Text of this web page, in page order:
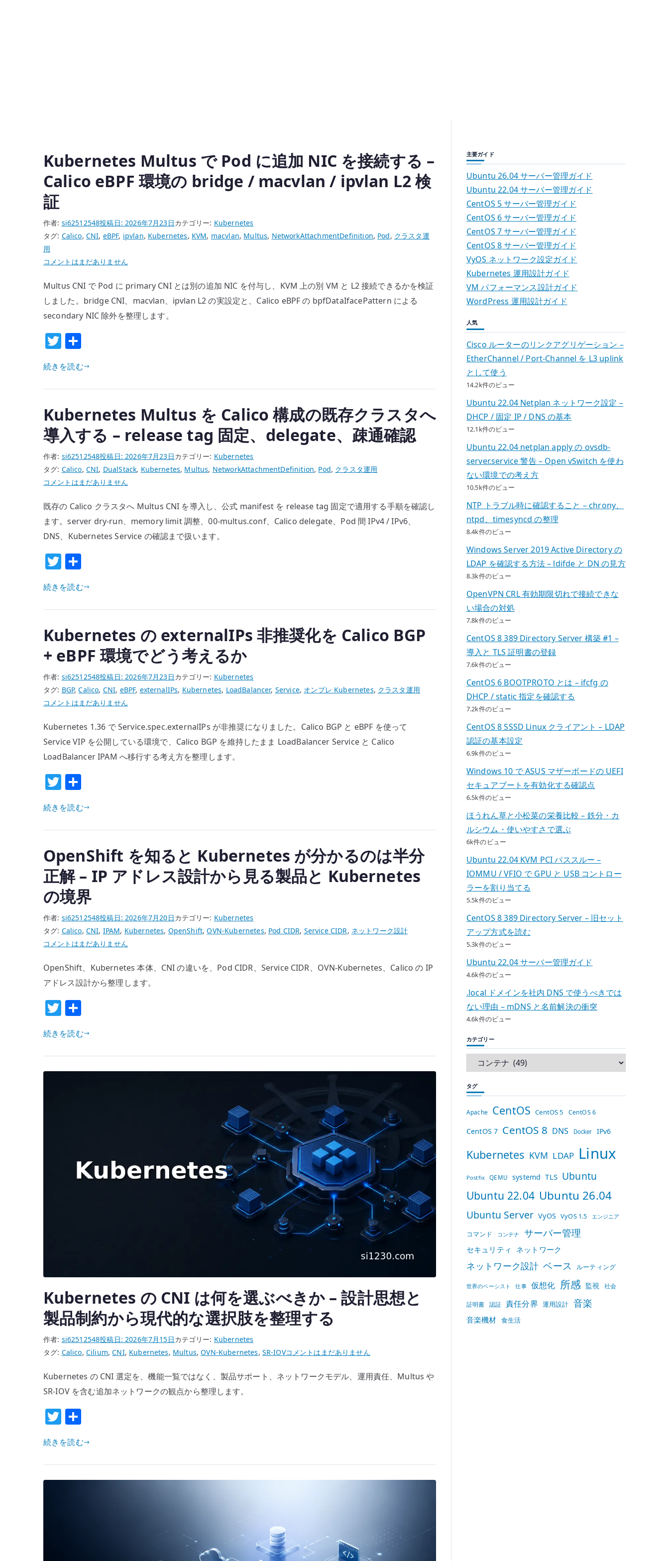
Kubernetes Multus で Pod に追加 NIC を接続する –
Calico eBPF 環境の bridge / macvlan / ipvlan L2 検
証
作者: si62512548投稿日:2026年7月23日カテゴリー: Kubernetes
タグ: Calico, CNI, eBPF, ipvlan, Kubernetes, KVM, macvlan, Multus, NetworkAttachmentDefinition, Pod, クラスタ運
用
Kubernetes
で
Pod
に
加
NIC
を
続
る
–
Calico
eBPF
環
境
bridge
/
macvlan
ipvlan
L2
検
へ
コメントはまだありません
Multus CNI で Pod に primary CNI とは別の追加 NIC を付与し、KVM 上の別 VM と L2 接続できるかを検証
しました。bridge CNI、macvlan、ipvlan L2 の実設定と、Calico eBPF の bpfDataIfacePattern による
secondary NIC 除外を整理します。
T
w
it
te
r
続きを読む
Kubernetes Multus を Calico 構成の既存クラスタへ
導入する – release tag 固定、delegate、疎通確認
作者: si62512548投稿日:2026年7月23日カテゴリー: Kubernetes
タグ: Calico, CNI, DualStack, Kubernetes, Multus, NetworkAttachmentDefinition, Pod, クラスタ運用
Kubernetes
を
Calico
構
の
既
存
ラ
タ
へ
導
入
す
る
release
tag
固
delegate、
疎
通
認
の
コメントはまだありません
既存の Calico クラスタへ Multus CNI を導入し、公式 manifest を release tag 固定で適用する手順を確認し
ます。server dry-run、memory limit 調整、00-multus.conf、Calico delegate、Pod 間 IPv4 / IPv6、
DNS、Kubernetes Service の確認まで扱います。
T
w
it
te
r
続きを読む
Kubernetes の externalIPs 非推奨化を Calico BGP
+ eBPF 環境でどう考えるか
作者: si62512548投稿日:2026年7月23日カテゴリー: Kubernetes
タグ: BGP,Calico, CNI, eBPF, externalIPs, Kubernetes, LoadBalancer, Service, オンプレ Kubernetes, クラスタ運用
Kubernetes
externalIPs
非
推
化
を
Calico
+
環
境
で
ど
考
え
る
へ
の
コメントはまだありません
Kubernetes 1.36 で Service.spec.externalIPs が非推奨になりました。Calico BGP と eBPF を使って
Service VIP を公開している環境で、Calico BGP を維持したまま LoadBalancer Service と Calico
LoadBalancer IPAM へ移行する考え方を整理します。
T
w
it
te
続きを読む
OpenShift を知ると Kubernetes が分かるのは半分
正解 – IP アドレス設計から見る製品と Kubernetes
の境界
作者: si62512548投稿日:2026年7月20日カテゴリー: Kubernetes
タグ: Calico, CNI, IPAM, Kubernetes, OpenShift,OVN-Kubernetes, Pod CIDR, Service CIDR, ネットワーク設計
OpenShift
知
る
Kubernetes
分
る
の
見
る
製
品
Kubernetes
の
へ
の
コメントはまだありません
OpenShift、Kubernetes 本体、CNI の違いを、Pod CIDR、Service CIDR、OVN-Kubernetes、Calico の IP
アドレス設計から整理します。
T
w
it
te
r
続きを読む
Kubernetes の CNI は何を選ぶべきか – 設計思想と
製品制約から現代的な選択肢を整理する
作者: si62512548投稿日:2026年7月15日カテゴリー: Kubernetes
タグ: Calico, Cilium,CNI, Kubernetes, Multus,OVN-Kubernetes, SR-IOVKubernetes
CNI
か
思
想
と
コメントはまだありません
Kubernetes の CNI 選定を、機能一覧ではなく、製品サポート、ネットワークモデル、運用責任、Multus や
SR-IOV を含む追加ネットワークの観点から整理します。
T
w
it
te
r
続きを読む
主要ガイド
Ubuntu 26.04 サーバー管理ガイド
Ubuntu 22.04 サーバー管理ガイド
CentOS 5 サーバー管理ガイド
CentOS 6 サーバー管理ガイド
CentOS 7 サーバー管理ガイド
CentOS 8 サーバー管理ガイド
VyOS ネットワーク設定ガイド
Kubernetes 運用設計ガイド
VM パフォーマンス設計ガイド
WordPress 運用設計ガイド
人気
Cisco ルーターのリンクアグリゲーション –
EtherChannel / Port-Channel を L3 uplink
として使う
14.2k件のビュー
Ubuntu 22.04 Netplan ネットワーク設定 –
DHCP / 固定 IP / DNS の基本
12.1k件のビュー
Ubuntu 22.04 netplan apply の ovsdb-
server.service 警告 – Open vSwitch を使わ
ない環境での考え方
10.5k件のビュー
NTP トラブル時に確認すること – chrony、
ntpd、timesyncd の整理
8.4k件のビュー
Windows Server 2019 Active Directory の
LDAP を確認する方法 – ldifde と DN の見方
8.3k件のビュー
OpenVPN CRL 有効期限切れで接続できな
い場合の対処
7.8k件のビュー
CentOS 8 389 Directory Server 構築 #1 –
導入と TLS 証明書の登録
7.6k件のビュー
CentOS 6 BOOTPROTO とは – ifcfg の
DHCP / static 指定を確認する
7.2k件のビュー
CentOS 8 SSSD Linux クライアント – LDAP
認証の基本設定
6.9k件のビュー
Windows 10 で ASUS マザーボードの UEFI
セキュアブートを有効化する確認点
6.5k件のビュー
ほうれん草と小松菜の栄養比較 – 鉄分・カ
ルシウム・使いやすさで選ぶ
6k件のビュー
Ubuntu 22.04 KVM PCI パススルー –
IOMMU / VFIO で GPU と USB コントロー
ラーを割り当てる
5.5k件のビュー
CentOS 8 389 Directory Server – 旧セット
アップ方式を読む
5.3k件のビュー
Ubuntu 22.04 サーバー管理ガイド
4.6k件のビュー
.local ドメインを社内 DNS で使うべきでは
ない理由 – mDNS と名前解決の衝突
4.6k件のビュー
カテゴリー
タグ
Apache CentOS CentOS 5 CentOS 6
CentOS 7 CentOS 8 DNS Docker IPv6
Kubernetes KVM LDAP Linux
Postfix QEMU systemd TLS Ubuntu
Ubuntu 22.04 Ubuntu 26.04
Ubuntu Server VyOS VyOS 1.5 エンジニア
コマンド コンテナ サーバー管理
セキュリティ ネットワーク
ネットワーク設計 ベース ルーティング
世界のベーシスト 仕事 仮想化 所感 監視 社会
証明書 認証 責任分界 運用設計 音楽
音楽機材 食生活